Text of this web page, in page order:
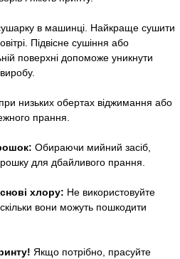
в машинці. Найкраще сушити
Підвісне сушіння або
поверхні допоможе уникнути
низьких обертах віджимання або
прання.
Обираючи мийний засіб,
для дбайливого прання.
хлору: Не використовуйте
вони можуть пошкодити
Якщо потрібно, прасуйте